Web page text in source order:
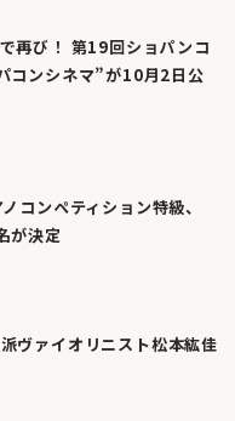
再び！ 第19回ショパンコ
コンシネマ”が10月2日公
コンペティション特級、
が決定
ヴァイオリニスト松本紘佳